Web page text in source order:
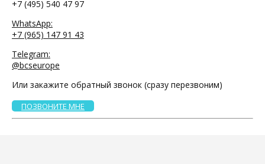
+7 (495) 540 47 97
WhatsApp:
+7 (965) 147 91 43
Telegram:
@bcseurope
Или закажите обратный звонок (сразу перезвоним)
ПОЗВОНИТЕ МНЕ